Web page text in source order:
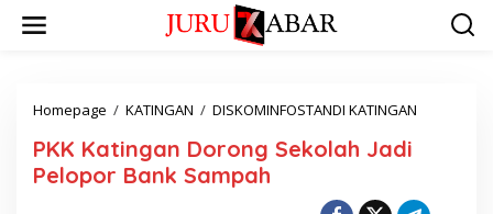
Homepage / KATINGAN / DISKOMINFOSTANDI KATINGAN
PKK Katingan Dorong Sekolah Jadi
Pelopor Bank Sampah